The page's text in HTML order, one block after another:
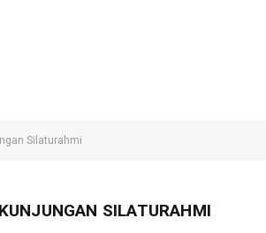
Silaturahmi
KUNJUNGAN SILATURAHMI